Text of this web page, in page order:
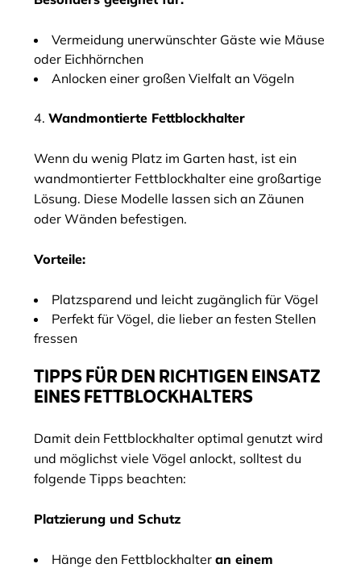
Vermeidung unerwünschter Gäste wie Mäuse
oder Eichhörnchen
Anlocken einer großen Vielfalt an Vögeln
4. Wandmontierte Fettblockhalter
Wenn du wenig Platz im Garten hast, ist ein
wandmontierter Fettblockhalter eine großartige
Lösung. Diese Modelle lassen sich an Zäunen
oder Wänden befestigen.
Vorteile:
Platzsparend und leicht zugänglich für Vögel
Perfekt für Vögel, die lieber an festen Stellen
fressen
TIPPS FÜR DEN RICHTIGEN EINSATZ
EINES FETTBLOCKHALTERS
Damit dein Fettblockhalter optimal genutzt wird
und möglichst viele Vögel anlockt, solltest du
folgende Tipps beachten:
Platzierung und Schutz
Hänge den Fettblockhalter an einem